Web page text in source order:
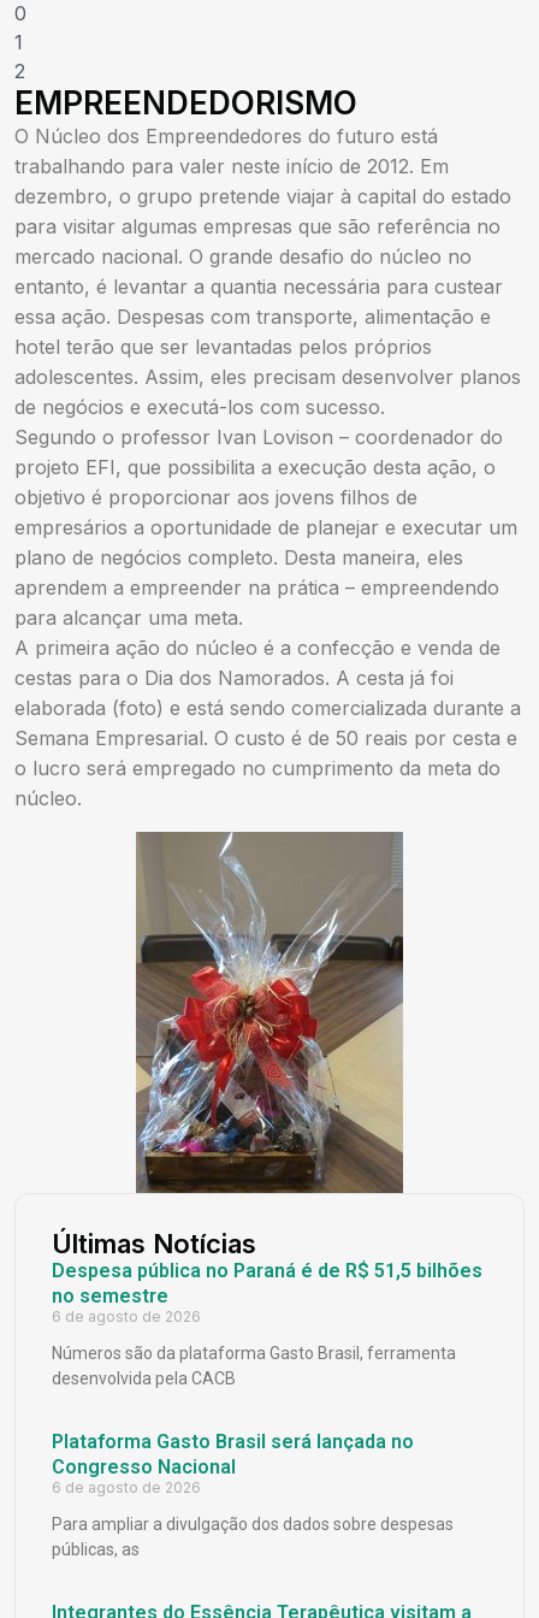
0
1
2
EMPREENDEDORISMO
O Núcleo dos Empreendedores do futuro está
trabalhando para valer neste início de 2012. Em
dezembro, o grupo pretende viajar à capital do estado
para visitar algumas empresas que são referência no
mercado nacional. O grande desafio do núcleo no
entanto, é levantar a quantia necessária para custear
essa ação. Despesas com transporte, alimentação e
hotel terão que ser levantadas pelos próprios
adolescentes. Assim, eles precisam desenvolver planos
de negócios e executá-los com sucesso.
Segundo o professor Ivan Lovison – coordenador do
projeto EFI, que possibilita a execução desta ação, o
objetivo é proporcionar aos jovens filhos de
empresários a oportunidade de planejar e executar um
plano de negócios completo. Desta maneira, eles
aprendem a empreender na prática – empreendendo
para alcançar uma meta.
A primeira ação do núcleo é a confecção e venda de
cestas para o Dia dos Namorados. A cesta já foi
elaborada (foto) e está sendo comercializada durante a
Semana Empresarial. O custo é de 50 reais por cesta e
o lucro será empregado no cumprimento da meta do
núcleo.
Últimas Notícias
Despesa pública no Paraná é de R$ 51,5 bilhões
no semestre
6 de agosto de 2026
Números são da plataforma Gasto Brasil, ferramenta
desenvolvida pela CACB
Plataforma Gasto Brasil será lançada no
Congresso Nacional
6 de agosto de 2026
Para ampliar a divulgação dos dados sobre despesas
públicas, as
Integrantes do Essência Terapêutica visitam a